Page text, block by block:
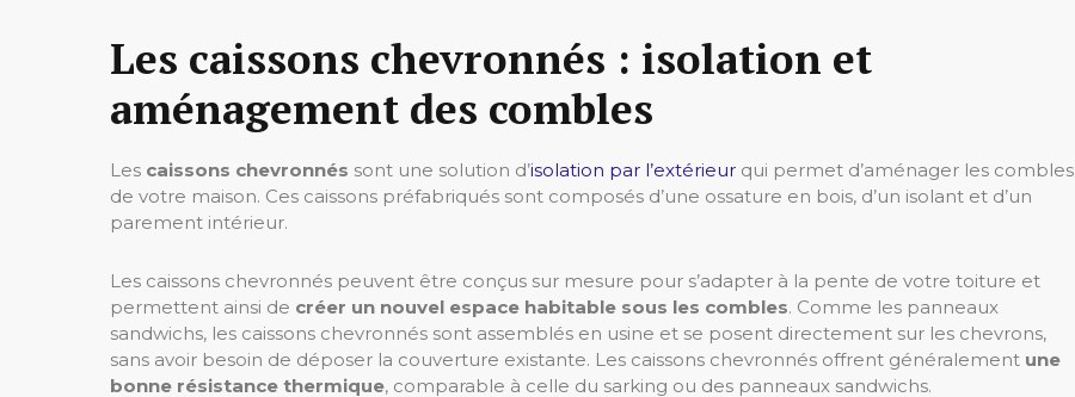
Les caissons chevronnés : isolation et
aménagement des combles
Les caissons chevronnés sont une solution d’isolation par l’extérieur qui permet d’aménager les combles
de votre maison. Ces caissons préfabriqués sont composés d’une ossature en bois, d’un isolant et d’un
parement intérieur.
Les caissons chevronnés peuvent être conçus sur mesure pour s’adapter à la pente de votre toiture et
permettent ainsi de créer un nouvel espace habitable sous les combles. Comme les panneaux
sandwichs, les caissons chevronnés sont assemblés en usine et se posent directement sur les chevrons,
sans avoir besoin de déposer la couverture existante. Les caissons chevronnés offrent généralement une
bonne résistance thermique, comparable à celle du sarking ou des panneaux sandwichs.